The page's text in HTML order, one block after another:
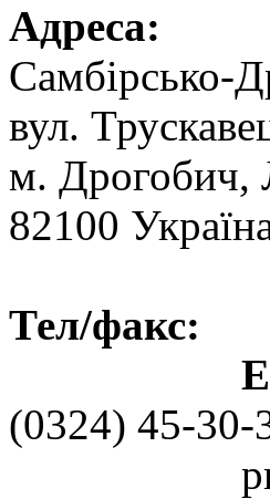
Адреса:
Самбірсько-
вул.
м. Дрогобич,
82100
Тел/факс:
(0324)